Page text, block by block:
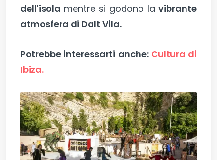
dell'isola mentre si godono la vibrante
atmosfera di Dalt Vila.
Potrebbe interessarti anche: Cultura di
Ibiza.